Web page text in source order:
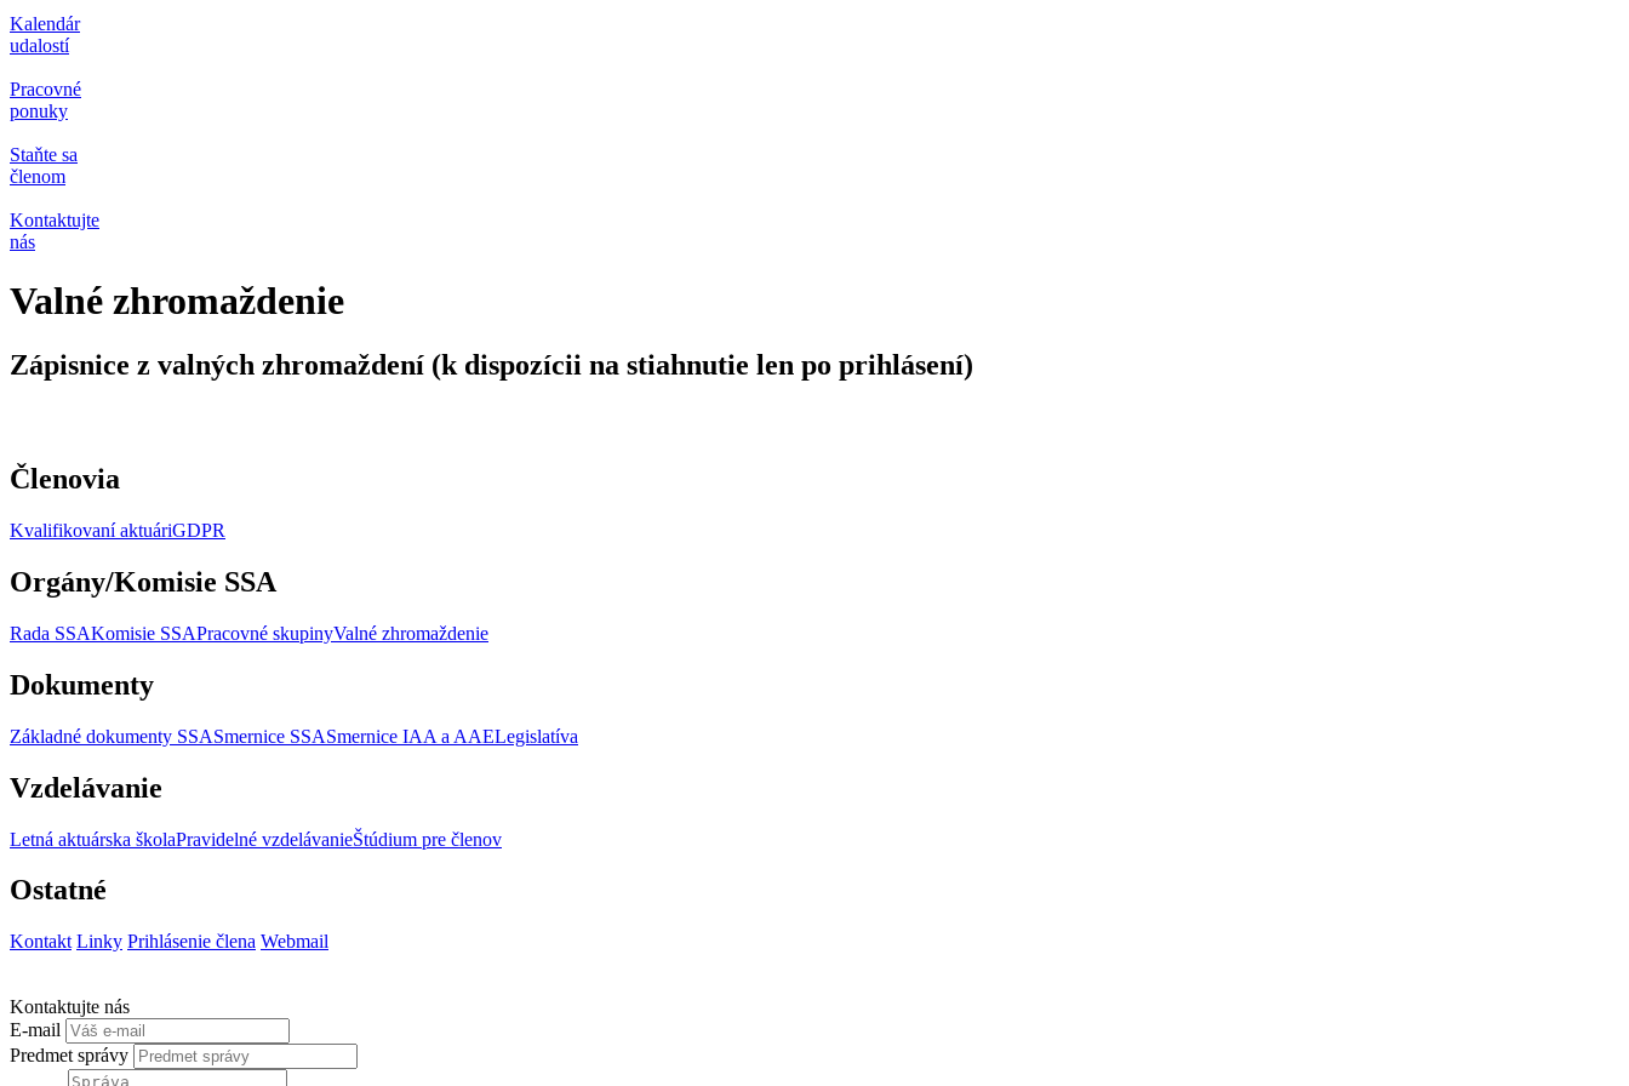
Kalendár
udalostí
Pracovné
ponuky
Staňte sa
členom
Kontaktujte
nás
Valné zhromaždenie
Zápisnice z valných zhromaždení (k dispozícii na stiahnutie len po prihlásení)
Členovia
Kvalifikovaní aktuáriGDPR
Orgány/Komisie SSA
Rada SSAKomisie SSAPracovné skupinyValné zhromaždenie
Dokumenty
Základné dokumenty SSASmernice SSASmernice IAA a AAELegislatíva
Vzdelávanie
Letná aktuárska školaPravidelné vzdelávanieŠtúdium pre členov
Ostatné
Kontakt Linky Prihlásenie člena Webmail
Kontaktujte nás
E-mail
Predmet správy